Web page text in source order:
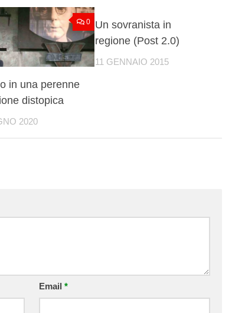
0
in una perenne
distopica
2020
Un sovranista in
regione (Post 2.0)
11 GENNAIO 2015
Email*